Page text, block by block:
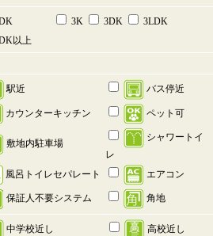
3K 3DK
3LDK
以上
駅近 バス停近
カウンターキッチン ペット可
敷地内駐車場
シャワートイ
レ
風呂トイレセパレート エアコン
保証人不要システム 角地
中学校近し 高校近し